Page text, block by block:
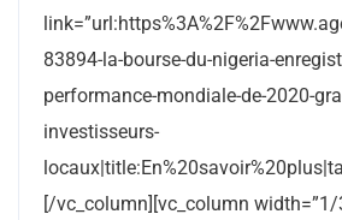
83894-la-bourse-du-nigeria-
performance-mondiale-de-2020-
investisseurs-
[/vc_column][vc_column width=”1/